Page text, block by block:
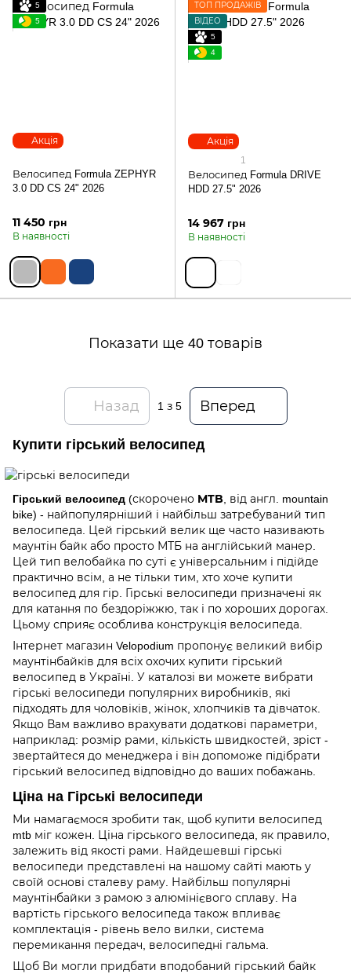
Акція
5
5
Велосипед Formula ZEPHYR
3.0 DD CS 24" 2026
11 450 грн
В наявності
Акція
ТОП ПРОДАЖІВ
ВІДЕО
5
4
1
Велосипед Formula DRIVE
HDD 27.5" 2026
14 967 грн
В наявності
Показати ще 40 товарів
Назад 1 з 5 Вперед
Купити гірський велосипед
Гірський велосипед (скорочено MTB, від англ. mountain
bike) - найпопулярніший і найбільш затребуваний тип
велосипеда. Цей гірський велик ще часто називають
маунтін байк або просто МТБ на англійський манер.
Цей тип велобайка по суті є універсальним і підійде
практично всім, а не тільки тим, хто хоче купити
велосипед для гір. Гірські велосипеди призначені як
для катання по бездоріжжю, так і по хороших дорогах.
Цьому сприяє особлива конструкція велосипеда.
Інтернет магазин Velopodium пропонує великий вибір
маунтінбайків для всіх охочих купити гірський
велосипед в Україні. У каталозі ви можете вибрати
гірські велосипеди популярних виробників, які
підходять для чоловіків, жінок, хлопчиків та дівчаток.
Якщо Вам важливо врахувати додаткові параметри,
наприклад: розмір рами, кількість швидкостей, зріст -
звертайтеся до менеджера і він допоможе підібрати
гірський велосипед відповідно до ваших побажань.
Ціна на Гірські велосипеди
Ми намагаємося зробити так, щоб купити велосипед
mtb міг кожен. Ціна гірського велосипеда, як правило,
залежить від якості рами. Найдешевші гірські
велосипеди представлені на нашому сайті мають у
своїй основі сталеву раму. Найбільш популярні
маунтінбайки з рамою з алюмінієвого сплаву. На
вартість гірського велосипеда також впливає
комплектація - рівень вело вилки, система
перемикання передач, велосипедні гальма.
Щоб Ви могли придбати вподобаний гірський байк